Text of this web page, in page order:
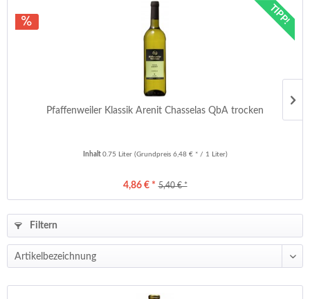
TIPP!
Pfaffenweiler Klassik Arenit Chasselas QbA trocken
Inhalt 0.75 Liter (Grundpreis 6,48 € * / 1 Liter)
4,86 € * 5,40 € *
Filtern